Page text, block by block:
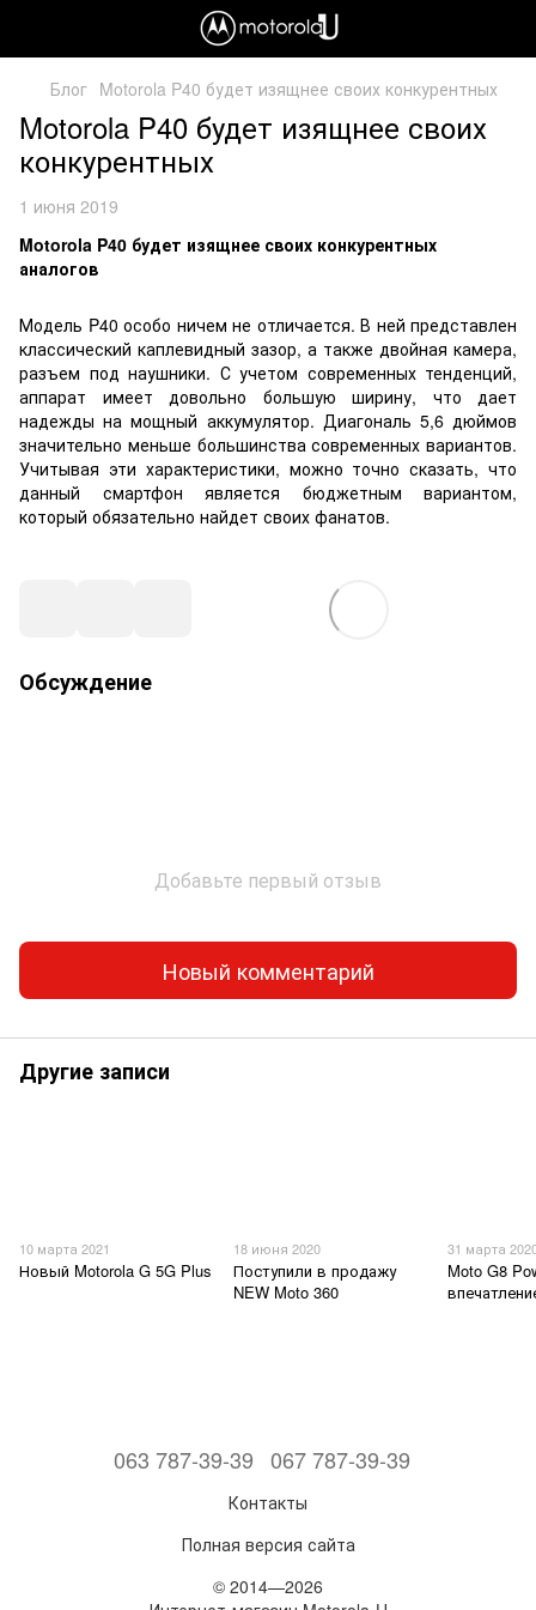
Блог Motorola P40 будет изящнее своих конкурентных
Motorola P40 будет изящнее своих
конкурентных
1 июня 2019
Motorola P40 будет изящнее своих конкурентных
аналогов
Модель P40 особо ничем не отличается. В ней представлен
классический каплевидный зазор, а также двойная камера,
разъем под наушники. С учетом современных тенденций,
аппарат имеет довольно большую ширину, что дает
надежды на мощный аккумулятор. Диагональ 5,6 дюймов
значительно меньше большинства современных вариантов.
Учитывая эти характеристики, можно точно сказать, что
данный смартфон является бюджетным вариантом,
который обязательно найдет своих фанатов.
Обсуждение
Добавьте первый отзыв
Новый комментарий
Другие записи
10 марта 2021
Новый Motorola G 5G Plus
18 июня 2020
Поступили в продажу
NEW Moto 360
31 марта
Moto G8
063 787-39-39 067 787-39-39
Контакты
Полная версия сайта
© 2014—2026